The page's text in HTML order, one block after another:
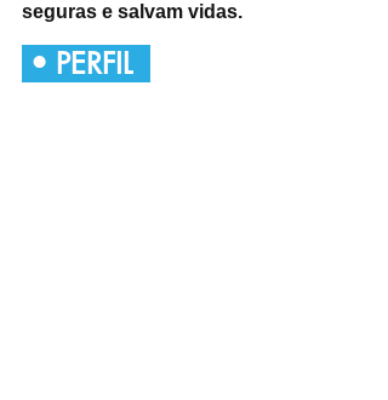
seguras e salvam vidas.
• PERFIL